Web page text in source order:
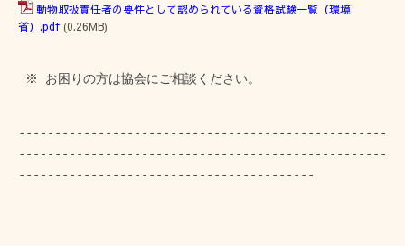
動物取扱責任者の要件として認められている資格試験一覧（環境
省）.pdf (0.26MB)
※ お困りの方は協会にご相談ください。
---------------------------------------------------
---------------------------------------------------
-----------------------------------------